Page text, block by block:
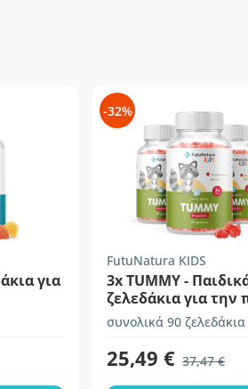
για
-32%
FutuNatura KIDS
3x TUMMY -
ζελεδάκια για την
συνολικά 90 ζελεδάκια
25,49 € 37,47 €